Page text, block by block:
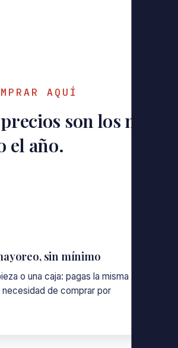
AQUÍ
son los mas
el año.
sin mínimo
o una caja: pagas la misma
necesidad de comprar por